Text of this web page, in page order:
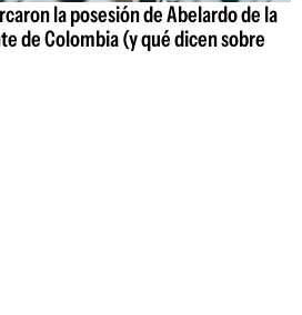
la posesión de Abelardo de la
de Colombia (y qué dicen sobre